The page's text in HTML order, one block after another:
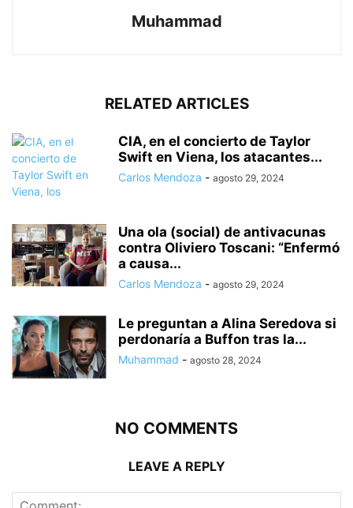
Muhammad
RELATED ARTICLES
CIA, en el concierto de Taylor
Swift en Viena, los atacantes...
Carlos Mendoza - agosto 29, 2024
Una ola (social) de antivacunas
contra Oliviero Toscani: “Enfermó
a causa...
Carlos Mendoza - agosto 29, 2024
Le preguntan a Alina Seredova si
perdonaría a Buffon tras la...
Muhammad - agosto 28, 2024
NO COMMENTS
LEAVE A REPLY